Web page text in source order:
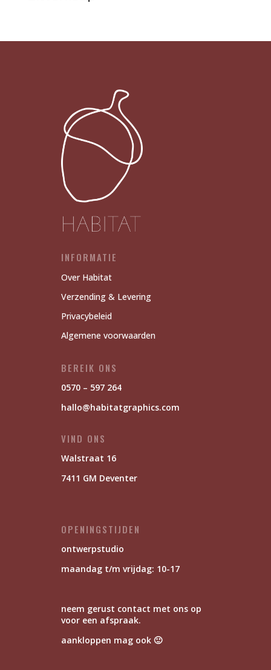
INFORMATIE
Over Habitat
Verzending & Levering
Privacybeleid
Algemene voorwaarden
BEREIK ONS
0570 – 597 264
hallo@habitatgraphics.com
VIND ONS
Walstraat 16
7411 GM Deventer
OPENINGSTIJDEN
ontwerpstudio
maandag t/m vrijdag: 10-17
neem gerust contact met ons op
voor een afspraak.
aankloppen mag ook 🙂